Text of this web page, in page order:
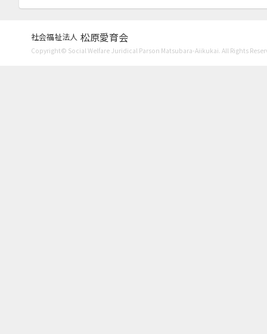
社会福祉法人 松原愛育会
Copyright© Social Welfare Juridical Parson Matsubara-Aiikukai. All Rights